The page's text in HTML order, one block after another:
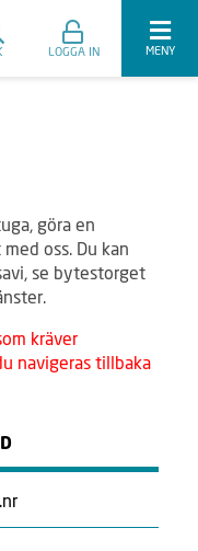
LOGGA IN MENY
göra en
oss. Du kan
se bytestorget
kräver
navigeras tillbaka